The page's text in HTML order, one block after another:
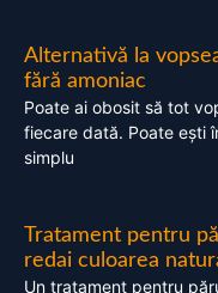
Alternativă la
fără amoniac
Poate ai obosit să tot
fiecare dată. Poate ești
simplu
Tratament pentru
redai culoarea
Un tratament pentru